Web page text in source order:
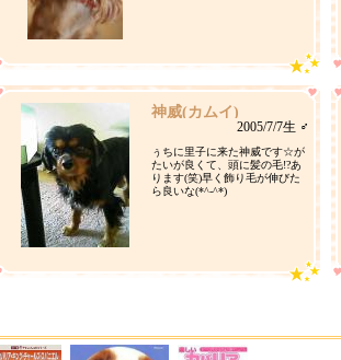
神威(カムイ)
2005/7/7生 ♂
ぅちに里子に来た神威です☆が
たいが良くて、頭に髪の毛!?あ
ります(笑)早く飾り毛が伸びた
ら良いな(*^-^*)